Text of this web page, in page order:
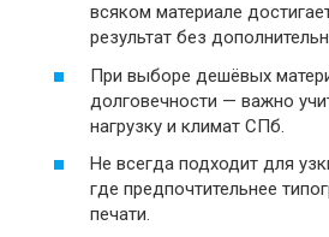
всяком материале
результат без
При выборе дешёвых
долговечности — важно
нагрузку и климат СПб.
Не всегда подходит для
где предпочтительнее
печати.